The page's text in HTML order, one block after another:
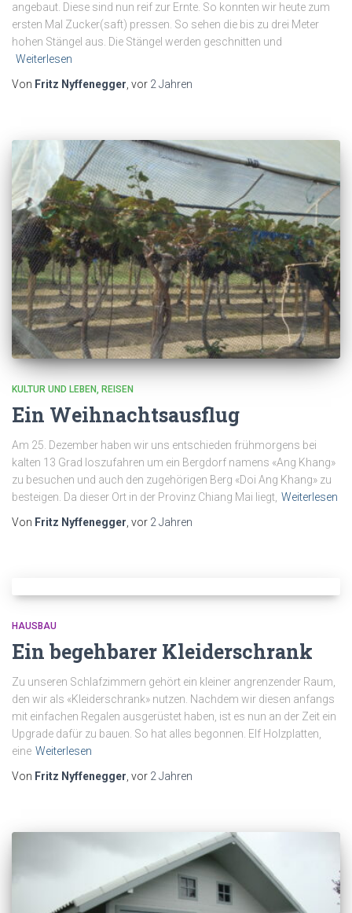
angebaut. Diese sind nun reif zur Ernte. So konnten wir heute zum
ersten Mal Zucker(saft) pressen. So sehen die bis zu drei Meter
hohen Stängel aus. Die Stängel werden geschnitten und
Weiterlesen
Von Fritz Nyffenegger , vor 2 Jahren
KULTUR UND LEBEN REISEN
Ein Weihnachtsausflug
Am 25. Dezember haben wir uns entschieden frühmorgens bei
kalten 13 Grad loszufahren um ein Bergdorf namens «Ang Khang»
zu besuchen und auch den zugehörigen Berg «Doi Ang Khang» zu
besteigen. Da dieser Ort in der Provinz Chiang Mai liegt, Weiterlesen
Von Fritz Nyffenegger, vor 2 Jahren
HAUSBAU
Ein begehbarer Kleiderschrank
Zu unseren Schlafzimmern gehört ein kleiner angrenzender Raum,
den wir als «Kleiderschrank» nutzen. Nachdem wir diesen anfangs
mit einfachen Regalen ausgerüstet haben, ist es nun an der Zeit ein
Upgrade dafür zu bauen. So hat alles begonnen. Elf Holzplatten,
eine Weiterlesen
Von Fritz Nyffenegger, vor 2 Jahren